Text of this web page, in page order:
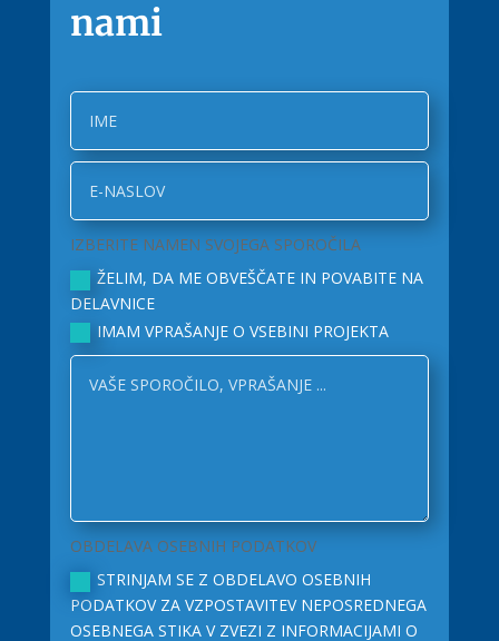
nami
IZBERITE NAMEN SVOJEGA SPOROČILA
ŽELIM, DA ME OBVEŠČATE IN POVABITE NA
DELAVNICE
IMAM VPRAŠANJE O VSEBINI PROJEKTA
OBDELAVA OSEBNIH PODATKOV
STRINJAM SE Z OBDELAVO OSEBNIH
PODATKOV ZA VZPOSTAVITEV NEPOSREDNEGA
OSEBNEGA STIKA V ZVEZI Z INFORMACIJAMI O